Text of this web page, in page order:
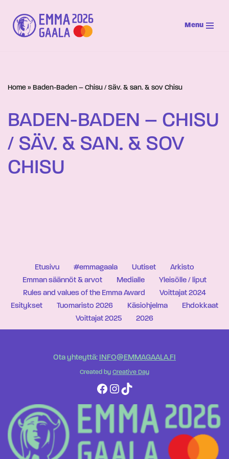
Siirry
suoraan
Menu
Home » Baden-Baden – Chisu / Säv. & san. & sov Chisu
BADEN-BADEN – CHISU
/ SÄV. & SAN. & SOV
CHISU
Etusivu #emmagaala Uutiset
Arkisto
Emman säännöt & arvot
Medialle
Yleisölle / liput
Rules and values of the Emma Award
Voittajat 2024
Esitykset
Tuomaristo 2026 Käsiohjelma
Ehdokkaat
Voittajat 2025
2026
Ota yhteyttä: INFO@EMMAGAALA.FI
Created by Creative Day